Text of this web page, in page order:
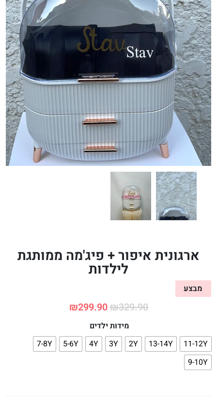
ארגונית איפור + פיג'מה ממותגת
לילדות
מבצע
₪329.90
₪299.90
מידות ילדים
11-12Y
13-14Y
2Y
3Y
4Y
5-6Y
7-8Y
9-10Y